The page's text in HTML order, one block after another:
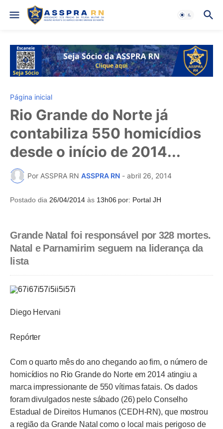
Página inicial
Rio Grande do Norte já
contabiliza 550 homicídios
desde o início de 2014...
Por ASSPRA RN ASSPRA RN - abril 26, 2014
Postado dia 26/04/2014 às 13h06 por: Portal JH
Grande Natal foi responsável por 328 mortes.
Natal e Parnamirim seguem na liderança da
lista
Diego Hervani
Repórter
Com o quarto mês do ano chegando ao fim, o número de
homicídios no Rio Grande do Norte em 2014 atingiu a
marca impressionante de 550 vítimas fatais. Os dados
foram divulgados neste sábado (26) pelo Conselho
Estadual de Direitos Humanos (CEDH-RN), que mostrou
a região da Grande Natal como o local mais perigoso de